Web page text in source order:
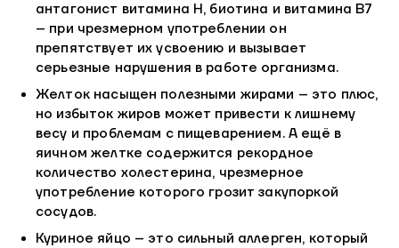
антагонист витамина Н, биотина и витамина В7
– при чрезмерном употреблении он
препятствует их усвоению и вызывает
серьезные нарушения в работе организма.
Желток насыщен полезными жирами – это плюс,
но избыток жиров может привести к лишнему
весу и проблемам с пищеварением. А ещё в
яичном желтке содержится рекордное
количество холестерина, чрезмерное
употребление которого грозит закупоркой
сосудов.
Куриное яйцо – это сильный аллерген, который